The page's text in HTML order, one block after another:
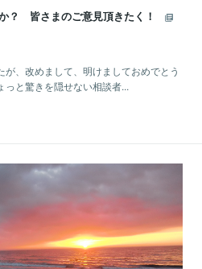
？ 皆さまのご意見頂きたく！
、改めまして、明けましておめでとう
っと驚きを隠せない相談者...